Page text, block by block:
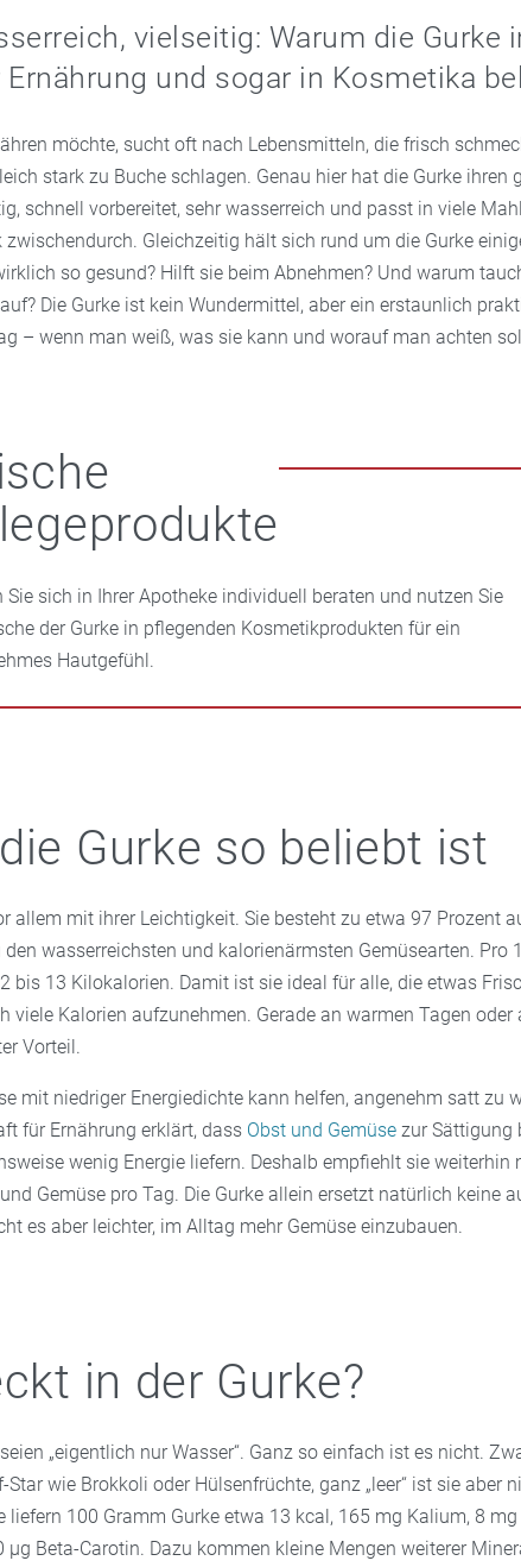
vielseitig: Warum die Gurke
und sogar in Kosmetika
möchte, sucht oft nach Lebensmitteln, die frisch
stark zu Buche schlagen. Genau hier hat die Gurke ihren
schnell vorbereitet, sehr wasserreich und passt in viele
Gleichzeitig hält sich rund um die Gurke
so gesund? Hilft sie beim Abnehmen? Und warum
Die Gurke ist kein Wundermittel, aber ein erstaunlich
– wenn man weiß, was sie kann und worauf man achten
Sie sich in Ihrer Apotheke individuell beraten und nutzen Sie
der Gurke in pflegenden Kosmetikprodukten für ein
Hautgefühl.
Gurke so beliebt ist
allem mit ihrer Leichtigkeit. Sie besteht zu etwa 97 Prozent
wasserreichsten und kalorienärmsten Gemüsearten. Pro
bis 13 Kilokalorien. Damit ist sie ideal für alle, die etwas
viele Kalorien aufzunehmen. Gerade an warmen Tagen oder
Vorteil.
mit niedriger Energiedichte kann helfen, angenehm satt zu
für Ernährung erklärt, dass Obst und Gemüsezur Sättigung
wenig Energie liefern. Deshalb empfiehlt sie weiterhin
Gemüse pro Tag. Die Gurke allein ersetzt natürlich keine
es aber leichter, im Alltag mehr Gemüse einzubauen.
in der Gurke?
„eigentlich nur Wasser“. Ganz so einfach ist es nicht.
Star wie Brokkoli oder Hülsenfrüchte, ganz „leer“ ist sie aber
liefern 100 Gramm Gurke etwa 13 kcal, 165 mg Kalium, 8
Beta-Carotin. Dazu kommen kleine Mengen weiterer